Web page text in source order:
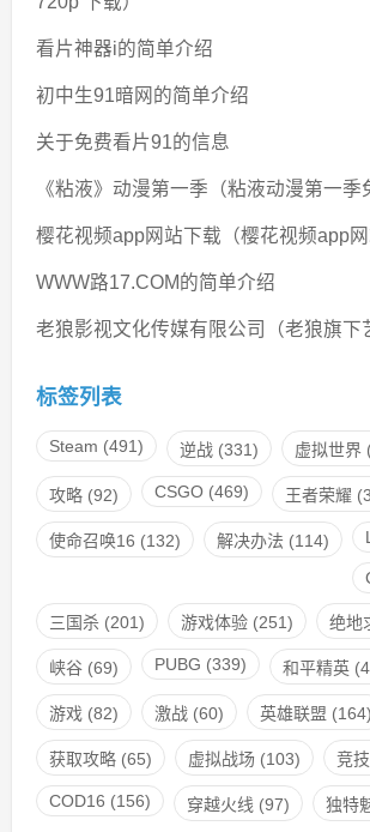
看片神器i的简单介绍
初中生91暗网的简单介绍
关于免费看片91的信息
《粘液》动漫第一季（粘液动漫第一季
樱花视频app网站下载（樱花视频app网
WWW路17.COM的简单介绍
老狼影视文化传媒有限公司（老狼旗下
标签列表
Steam (491) 逆战(331) 虚拟世界
攻略(92) CSGO(469) 王者荣耀
使命召唤16 (132) 解决办法 (114)
三国杀(201) 游戏体验(251) 绝地
峡谷(69) PUBG (339) 和平精英
游戏 (82) 激战(60) 英雄联盟 (164)
获取攻略(65) 虚拟战场 (103) 竞技
COD16 (156) 穿越火线 (97) 独特